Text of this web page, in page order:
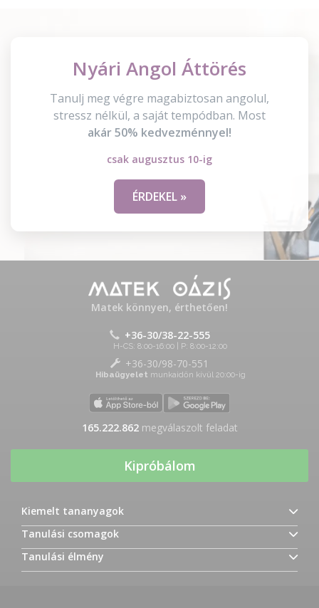
Nyári Angol Áttörés
Tanulj meg végre magabiztosan angolul,
stressz nélkül, a saját tempódban. Most
akár 50% kedvezménnyel!
csak augusztus 10-ig
ÉRDEKEL »
Matek könnyen, érthetően!
+36-30/38-22-555
H-CS: 8:00-16:00 | P: 8:00-12:00
+36-30/98-70-551
Hibaügyelet munkaidőn kívül 20:00-ig
165.222.862megválaszolt feladat
Kipróbálom
Kiemelt tananyagok
Tanulási csomagok
Tanulási élmény